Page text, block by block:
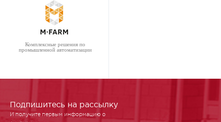
Комплексные решения по
промышленной автоматизации
Подпишитесь на рассылку
И получите первым информацию о